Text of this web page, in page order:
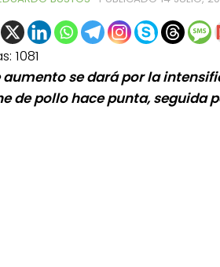
1081
aumento se dará por la
de pollo hace punta, seguida